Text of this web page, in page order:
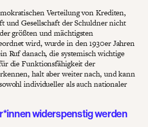
Verteilung von Krediten,
und Gesellschaft der Schuldner nicht
größten und mächtigsten
wird, wurde in den 1930er Jahren
Ruf danach, die systemisch wichtige
die Funktionsfähigkeit der
halt aber weiter nach, und kann
individueller als auch nationaler
widerspenstig werden